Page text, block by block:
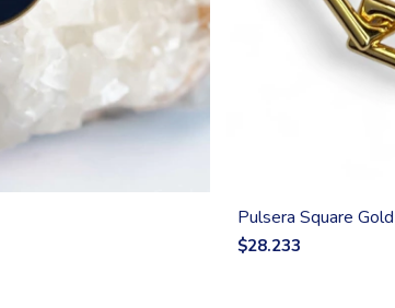
Pulsera Square Gold
$28.233